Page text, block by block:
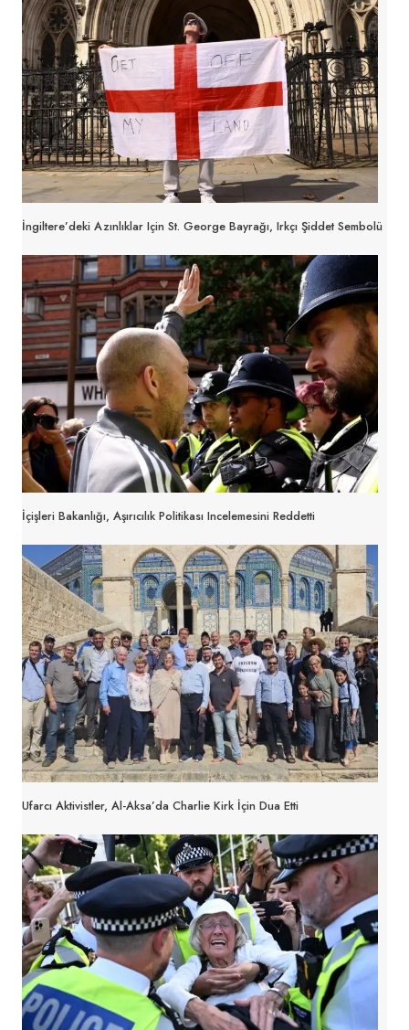
İngiltere’deki Azınlıklar Için St. George Bayrağı, Irkçı Şiddet Sembolü
İçişleri Bakanlığı, Aşırıcılık Politikası Incelemesini Reddetti
Ufarcı Aktivistler, Al-Aksa’da Charlie Kirk İçin Dua Etti